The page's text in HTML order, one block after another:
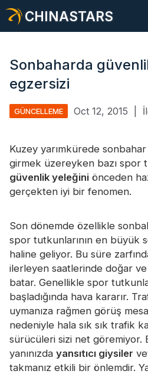
CHINASTARS
Güvenlik Kıyafetleri
Karanlıkta Parlayan
Endüstriyel Yıkama Trimi
CHINASTARS Hakkında
Yeni ürün
Sertifika
Katalog
Video
Temas etmek
Sonbaharda
egzersizi
GÜNCELLEME Oct 12, 2015
Kuzey yarımkürede
girmek üzereyken bazı spor
güvenlik yeleğini önceden
gerçekten iyi bir fenomen.
Son dönemde özellikle
spor tutkunlarının en büyük
haline geliyor. Bu süre
ilerleyen saatlerinde doğar
batar. Genellikle spor
başladığında hava kararır.
uymanıza rağmen görüş
nedeniyle hala sık sık trafik
sürücüleri sizi net göremiyor.
yanınızda yansıtıcı giysiler
takmanız etkili bir önlemdir.